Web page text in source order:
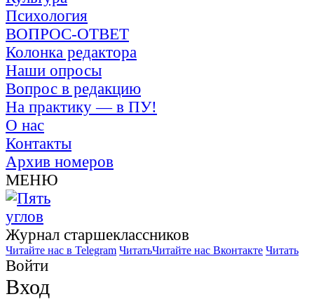
Психология
ВОПРОС-ОТВЕТ
Колонка редактора
Наши опросы
Вопрос в редакцию
На практику — в ПУ!
О нас
Контакты
Архив номеров
МЕНЮ
Журнал старшекласcников
Читайте нас в Telegram ЧитатьЧитайте нас Вконтакте Читать
Войти
Вход